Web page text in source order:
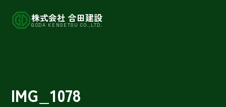
株式会社 合田建設
GODA KENSETSU CO.,LTD.
IMG_1078